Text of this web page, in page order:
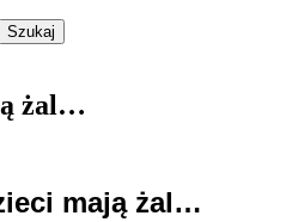
żal…
mają żal…